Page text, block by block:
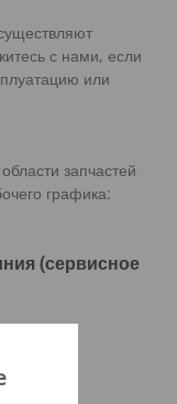
с нами, если
или
запчастей
графика:
(сервисное